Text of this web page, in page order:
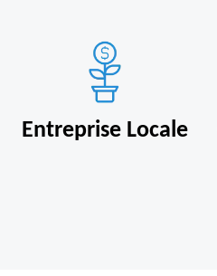
Entreprise Locale